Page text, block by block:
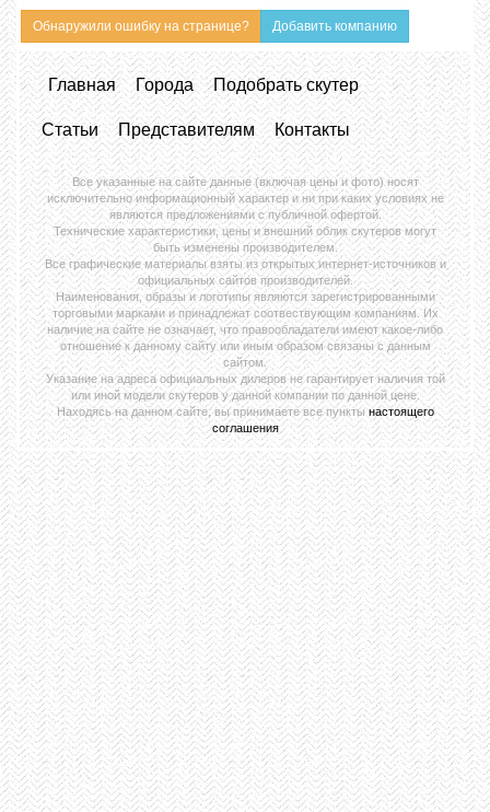
Обнаружили ошибку на странице? Добавить компанию
Главная Города Подобрать скутер
Статьи Представителям Контакты
Все указанные на сайте данные (включая цены и фото) носят
исключительно информационный характер и ни при каких условиях не
являются предложениями с публичной офертой.
Технические характеристики, цены и внешний облик скутеров могут
быть изменены производителем.
Все графические материалы взяты из открытых интернет-источников и
официальных сайтов производителей.
Наименования, образы и логотипы являются зарегистрированными
торговыми марками и принадлежат соотвествующим компаниям. Их
наличие на сайте не означает, что правообладатели имеют какое-либо
отношение к данному сайту или иным образом связаны с данным
сайтом.
Указание на адреса официальных дилеров не гарантирует наличия той
или иной модели скутеров у данной компании по данной цене.
Находясь на данном сайте, вы принимаете все пункты настоящего
соглашения